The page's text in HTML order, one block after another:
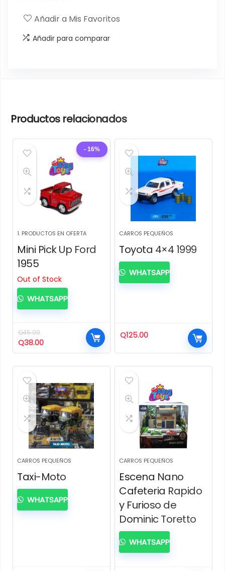
Añadir a Mis Favoritos
Añadir para comparar
Productos relacionados
- 16%
1. PRODUCTOS EN OFERTA
Mini Pick Up Ford
1955
Out of Stock
Q45.00
El
precio
Q45.00.
Q38.00El
precio
Q38.00.
WHATSAPP
CARROS PEQUEÑOS
Toyota 4×4 1999
Q125.00
WHATSAPP
CARROS PEQUEÑOS
Taxi-Moto
WHATSAPP
CARROS PEQUEÑOS
Escena Nano
Cafeteria Rapido
y Furioso de
Dominic Toretto
WHATSAPP